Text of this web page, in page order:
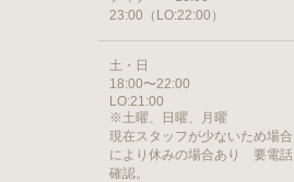
23:00（LO:22:00）
土・日
18:00〜22:00
LO:21:00
※土曜、日曜、月曜
現在スタッフが少ないため場合
により休みの場合あり 要電話
確認。